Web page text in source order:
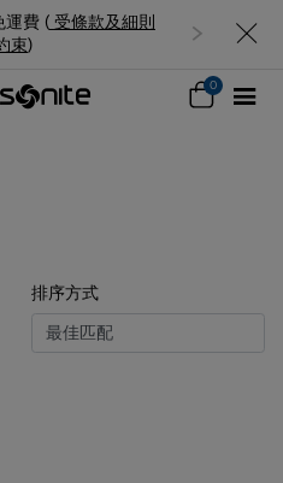
: 精選行李箱低至6折
0
排序方式